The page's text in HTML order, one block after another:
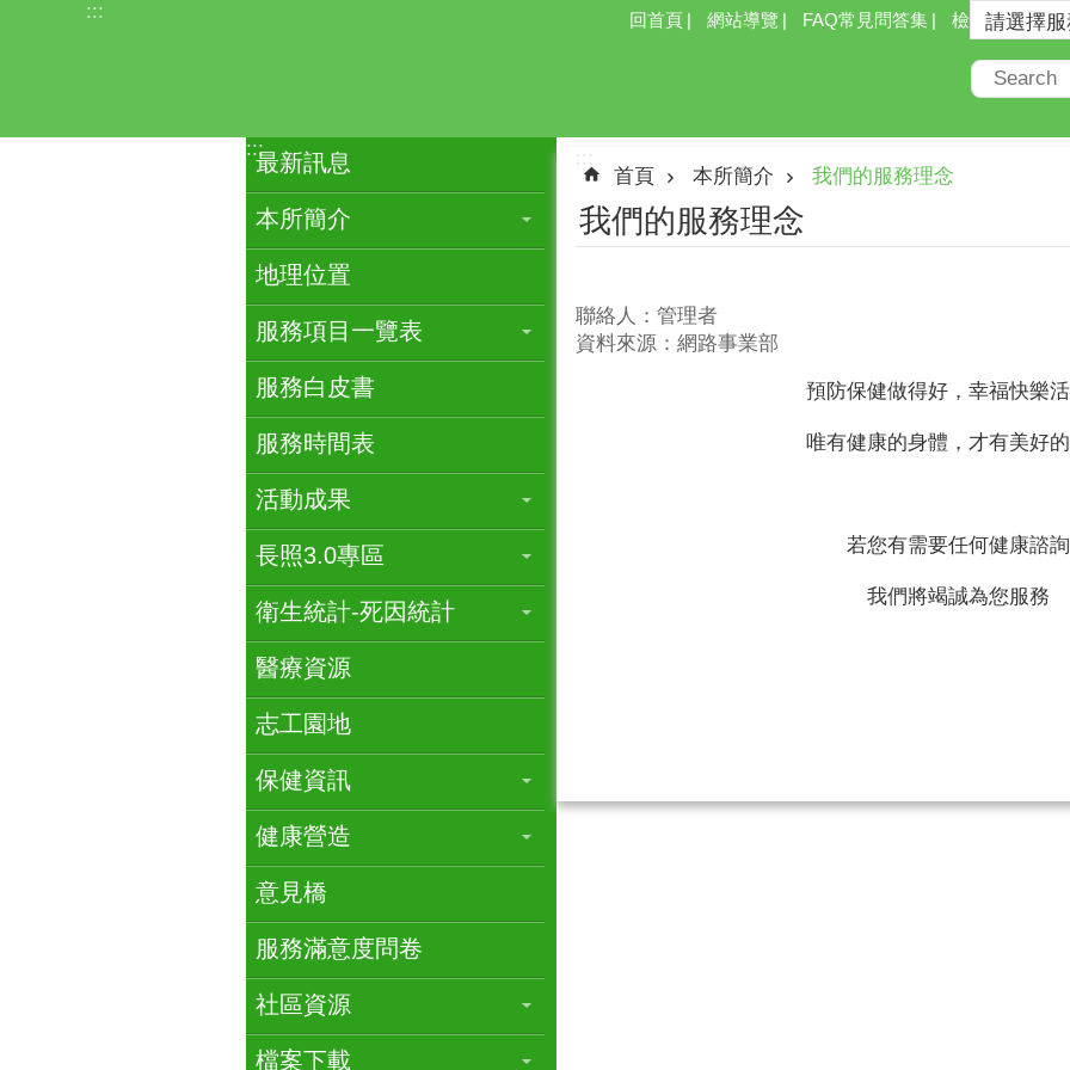
跳到主要內容區塊
::: 回首頁 網站導覽 FAQ常見問答集 檢索
:::
最新訊息
本所簡介
地理位置
服務項目一覽表
服務白皮書
服務時間表
活動成果
長照3.0專區
衛生統計-死因統計
醫療資源
志工園地
保健資訊
健康營造
意見橋
服務滿意度問卷
社區資源
檔案下載
:::
首頁 本所簡介 我們的服務理念
我們的服務理念
聯絡人：管理者
資料來源：網路事業部
預防保健做得好，幸福快樂
唯有健康的身體，才有美好
若您有需要任何健康諮詢
我們將竭誠為您服務